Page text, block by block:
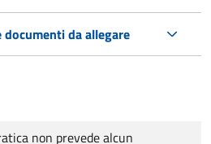
da allegare
non prevede alcun